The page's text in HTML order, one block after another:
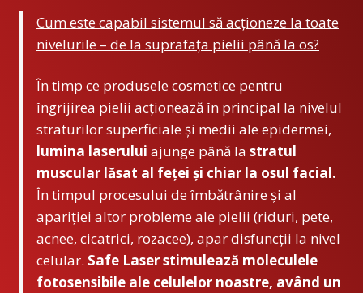
Cum este capabil sistemul să acționeze la toate
nivelurile – de la suprafața pielii până la os?
În timp ce produsele cosmetice pentru
îngrijirea pielii acționează în principal la nivelul
straturilor superficiale și medii ale epidermei,
lumina laserului ajunge până la stratul
muscular lăsat al feței și chiar la osul facial.
În timpul procesului de îmbătrânire și al
apariției altor probleme ale pielii (riduri, pete,
acnee, cicatrici, rozacee), apar disfuncții la nivel
celular. Safe Laser stimulează moleculele
fotosensibile ale celulelor noastre, având un